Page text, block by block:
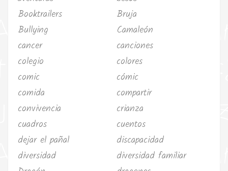
Booktrailers
Bruja
Bullying
Camaleón
cancer
canciones
colegio
colores
comic
cómic
comida
compartir
convivencia
crianza
cuadros
cuentos
dejar el pañal
discapacidad
diversidad
diversidad familiar